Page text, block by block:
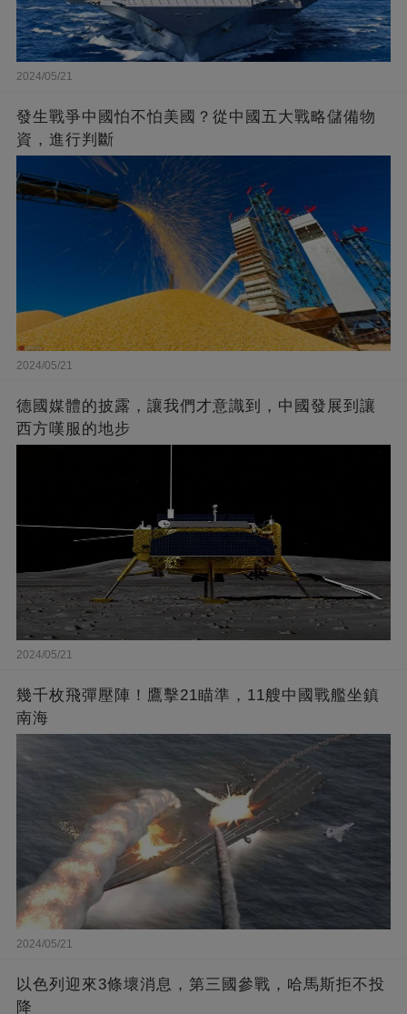
2024/05/21
發生戰爭中國怕不怕美國？從中國五大戰略儲備物
資，進行判斷
2024/05/21
德國媒體的披露，讓我們才意識到，中國發展到讓
西方嘆服的地步
2024/05/21
幾千枚飛彈壓陣！鷹擊21瞄準，11艘中國戰艦坐鎮
南海
2024/05/21
以色列迎來3條壞消息，第三國參戰，哈馬斯拒不投
降